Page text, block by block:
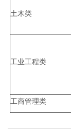
土木类
工业工程类
工商管理类